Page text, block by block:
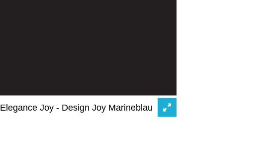
Elegance Joy - Design Joy Marineblau